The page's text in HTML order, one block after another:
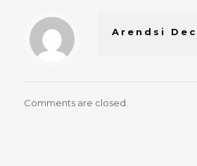
Arendsi
Comments are closed.